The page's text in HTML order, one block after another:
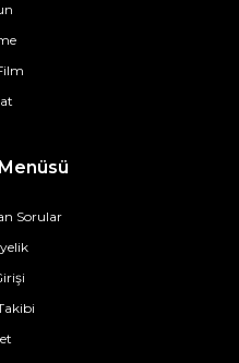
Sorular